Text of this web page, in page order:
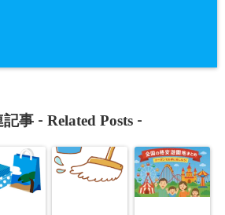
記事 - Related Posts -